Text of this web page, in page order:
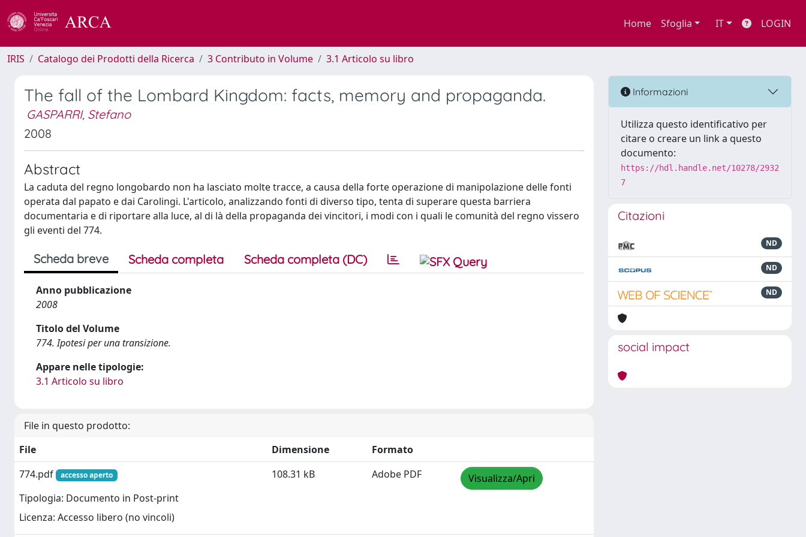
Home Sfoglia IT LOGIN
IRIS Catalogo dei Prodotti della Ricerca 3 Contributo in Volume 3.1 Articolo su libro
The fall of the Lombard Kingdom: facts, memory and propaganda.
GASPARRI, Stefano
2008
Abstract
La caduta del regno longobardo non ha lasciato molte tracce, a causa della forte operazione di manipolazione delle fonti
operata dal papato e dai Carolingi. L'articolo, analizzando fonti di diverso tipo, tenta di superare questa barriera
documentaria e di riportare alla luce, al di là della propaganda dei vincitori, i modi con i quali le comunità del regno vissero
gli eventi del 774.
Scheda breve Scheda completa Scheda completa (DC)
Anno pubblicazione
2008
Titolo del Volume
774. Ipotesi per una transizione.
Appare nelle tipologie:
3.1 Articolo su libro
File in questo prodotto:
File
Dimensione
Formato
774.pdf
accesso aperto
Tipologia: Documento in Post-print
Licenza: Accesso libero (no vincoli)
108.31 kB Adobe PDF Visualizza/Apri
Informazioni
Utilizza questo identificativo per
citare o creare un link a questo
documento:
https://hdl.handle.net/10278/2932
7
Citazioni
ND
ND
ND
social impact